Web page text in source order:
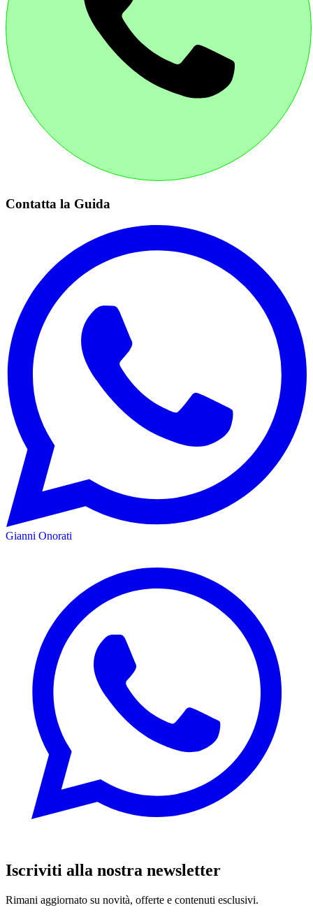
Contatta la Guida
Gianni Onorati
Iscriviti alla nostra newsletter
Rimani aggiornato su novità, offerte e contenuti esclusivi.